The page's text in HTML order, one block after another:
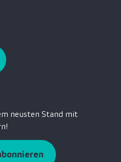
neusten Stand mit